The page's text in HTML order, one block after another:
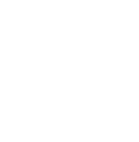
werden Freunde.
und Lateinamerika
Opfer - ein
Privatier, ein
zu verbinden. Doch alle
Gottes Kinich Ahau
ist ein ehemaliger CIA-